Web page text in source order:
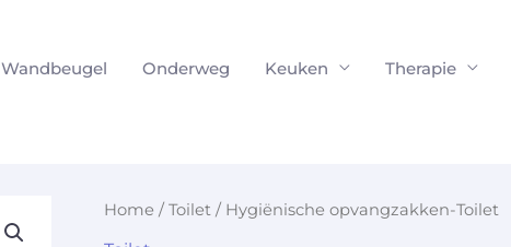
Wandbeugel Onderweg Keuken Therapie
Home / Toilet / Hygiënische opvangzakken-Toilet